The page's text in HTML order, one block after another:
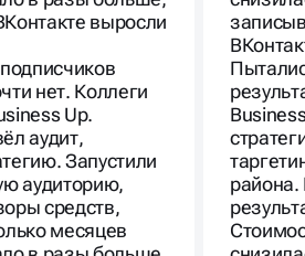
выросли
нет. Коллеги
Up.
аудит,
Запустили
аудиторию,
средств,
месяцев
района.